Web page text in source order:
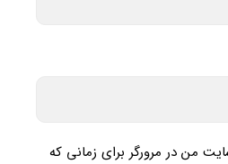
من در مرورگر برای زمانی که